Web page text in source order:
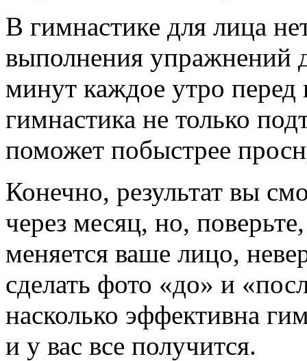
В гимнастике для лица
выполнения упражнений
минут каждое утро перед
гимнастика не только
поможет побыстрее
Конечно, результат вы
через месяц, но,
меняется ваше лицо,
сделать фото «до» и
насколько эффективна
и у вас все получится.